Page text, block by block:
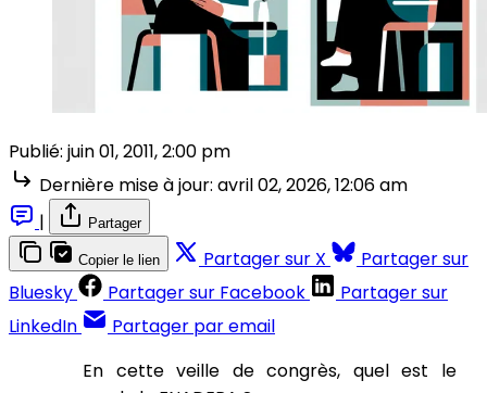
Publié: juin 01, 2011, 2:00 pm
Dernière mise à jour: avril 02, 2026, 12:06 am
|
Partager
Copier le lien Partager sur X
Partager sur
Bluesky
Partager sur Facebook
Partager sur
LinkedIn
Partager par email
En cette veille de congrès, quel est le